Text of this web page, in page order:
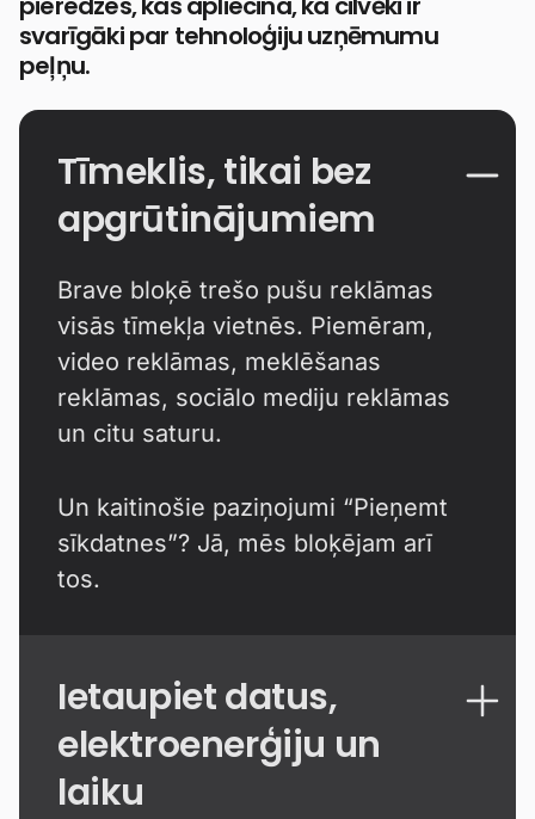
svarīgāki par tehnoloģiju uzņēmumu
peļņu.
Tīmeklis, tikai bez
apgrūtinājumiem
Brave bloķē trešo pušu reklāmas
visās tīmekļa vietnēs. Piemēram,
video reklāmas, meklēšanas
reklāmas, sociālo mediju reklāmas
un citu saturu.
Un kaitinošie paziņojumi “Pieņemt
sīkdatnes”? Jā, mēs bloķējam arī
tos.
Ietaupiet datus,
elektroenerģiju un
laiku